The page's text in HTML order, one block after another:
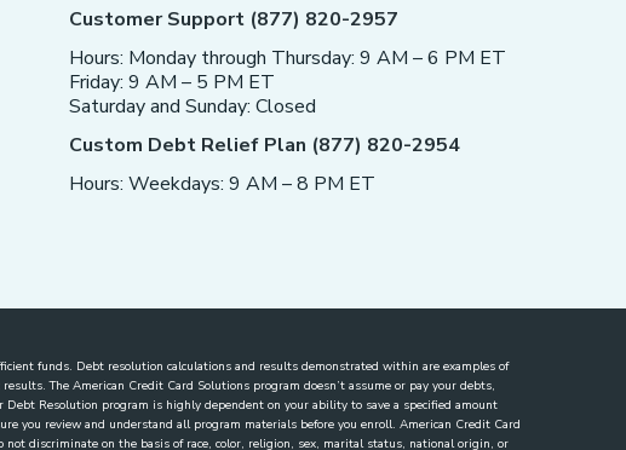
Customer Support (877) 820-2957
Hours: Monday through Thursday: 9 AM – 6 PM ET
Friday: 9 AM – 5 PM ET
Saturday and Sunday: Closed
Custom Debt Relief Plan (877) 820-2954
Hours: Weekdays: 9 AM – 8 PM ET
funds. Debt resolution calculations and results demonstrated within are examples of
The American Credit Card Solutions program doesn’t assume or pay your debts,
Resolution program is highly dependent on your ability to save a specified amount
you review and understand all program materials before you enroll. American Credit Card
discriminate on the basis of race, color, religion, sex, marital status, national origin, or